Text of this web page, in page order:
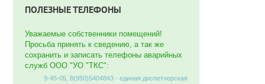
ПОЛЕЗНЫЕ ТЕЛЕФОНЫ
Уважаемые собственники помещений!
Просьба принять к сведению, а так же
сохранить и записать телефоны аварийных
служб ООО "УО "ТКС":
9-45-05, 8(950)5404843 - единая диспетчерская